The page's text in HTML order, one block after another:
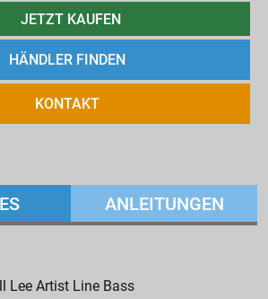
JETZT KAUFEN
HÄNDLER FINDEN
KONTAKT
ANLEITUNGEN
Lee Artist Line Bass